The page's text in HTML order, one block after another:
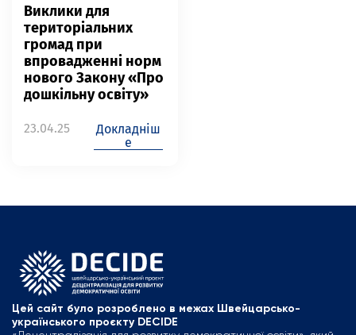
Виклики для
територіальних
громад при
впровадженні норм
нового Закону «Про
дошкільну освіту»
23.04.25
Докладніш
е
Цей сайт було розроблено в межах Швейцарсько-
українського проєкту DECIDE